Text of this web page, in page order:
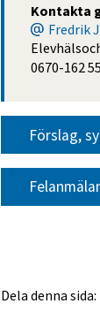
Kontakta
Fredrik
0670-162 55
Förslag,
Dela denna sida: